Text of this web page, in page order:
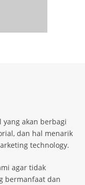
akan berbagi
dan hal menarik
technology.
agar tidak
bermanfaat dan